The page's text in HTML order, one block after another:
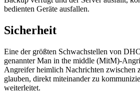
bedienten Geräte ausfallen.
Sicherheit
Eine der größten Schwachstellen von
genannter Man in the middle (MitM)-
Angreifer heimlich Nachrichten zwischen
glauben, direkt miteinander zu
weiterleitet.